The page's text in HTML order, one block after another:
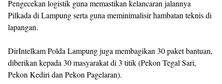
Pengecekan logistik guna memastikan kelancaran jalannya
Pilkada di Lampung serta guna meminimalisir hambatan teknis di
lapangan.
DirIntelkam Polda Lampung juga membagikan 30 paket bantuan,
diberikan kepada 30 masyarakat di 3 titik (Pekon Tegal Sari,
Pekon Kediri dan Pekon Pagelaran).